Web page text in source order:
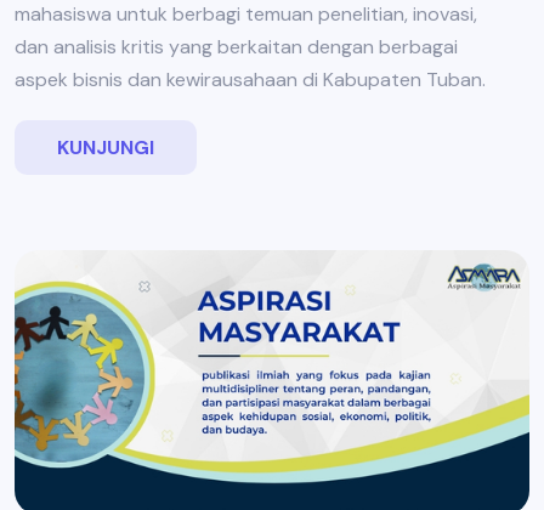
mahasiswa untuk berbagi temuan penelitian, inovasi,
dan analisis kritis yang berkaitan dengan berbagai
aspek bisnis dan kewirausahaan di Kabupaten Tuban.
KUNJUNGI